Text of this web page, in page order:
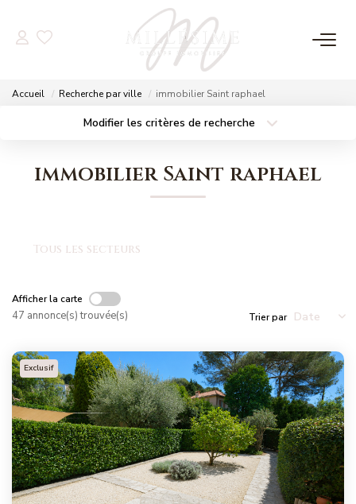
Nos Offres
NOS AGENCES
NOS MAGAZINES
Millésimme Immobilier N°1
Millésimme Immobilier N°2
Millésimme Immobilier N°3
Millésimme Immobilier N°4
Accueil Recherche par ville immobilier Saint raphael
Modifier les critères de recherche
immobilier Saint raphael
Tous les secteurs
Afficher la carte
47 annonce(s) trouvée(s) Trier par
Exclusif